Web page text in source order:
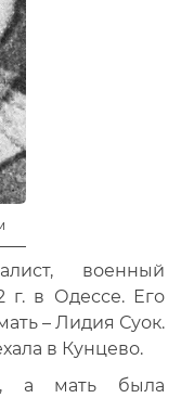
военный
г. в Одессе. Его
– Лидия Суок.
в Кунцево.
а мать была